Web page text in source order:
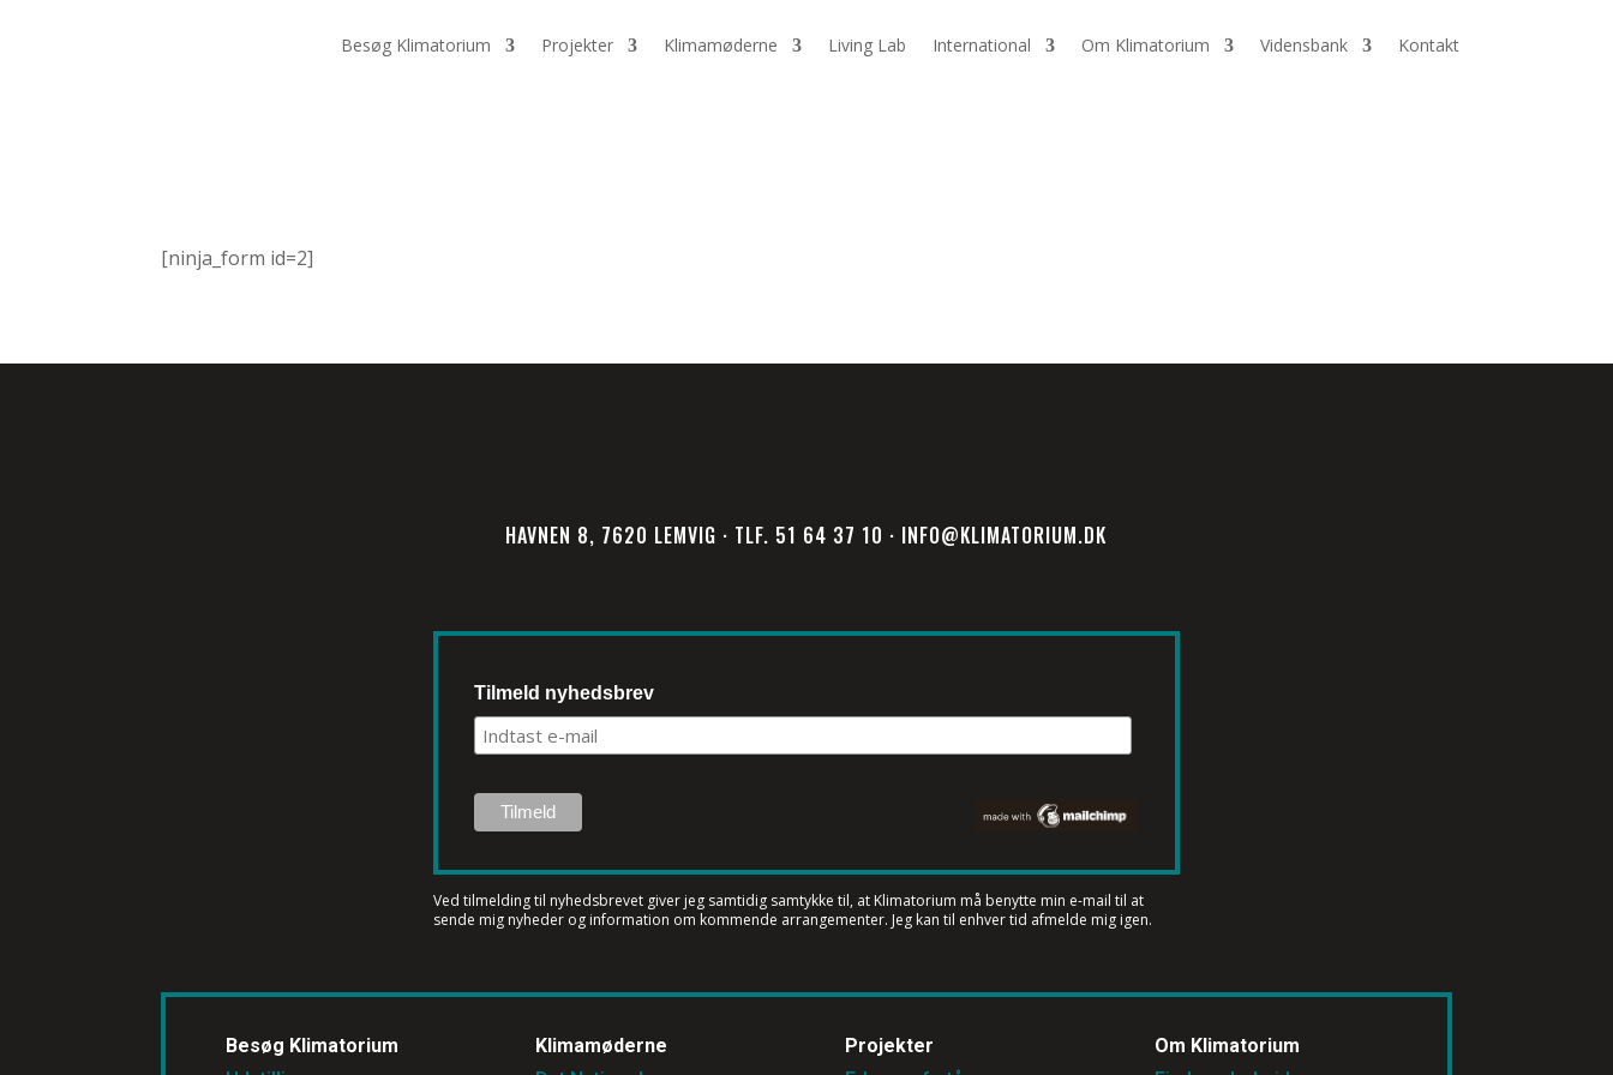
Besøg Klimatorium Projekter Klimamøderne Living Lab International Om Klimatorium Vidensbank Kontakt
[ninja_form id=2]
HAVNEN 8, 7620 LEMVIG · TLF. 51 64 37 10 · INFO@KLIMATORIUM.DK
Tilmeld nyhedsbrev
Ved tilmelding til nyhedsbrevet giver jeg samtidig samtykke til, at Klimatorium må benytte min e-mail til at
sende mig nyheder og information om kommende arrangementer. Jeg kan til enhver tid afmelde mig igen.
Besøg Klimatorium
Klimamøderne
Projekter
Om Klimatorium